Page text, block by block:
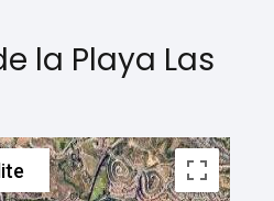
la Playa Las